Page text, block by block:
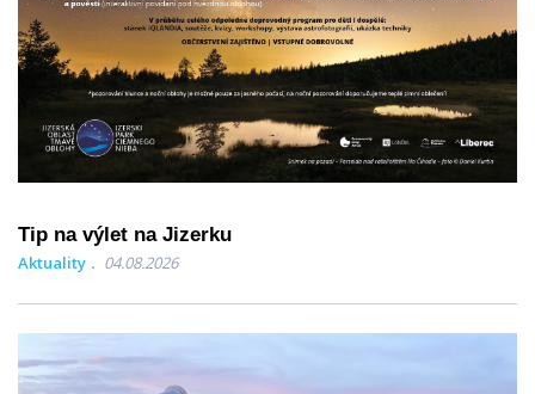
Tip na výlet na Jizerku
Aktuality 04.08.2026